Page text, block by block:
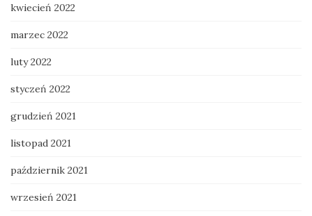
kwiecień 2022
marzec 2022
luty 2022
styczeń 2022
grudzień 2021
listopad 2021
październik 2021
wrzesień 2021